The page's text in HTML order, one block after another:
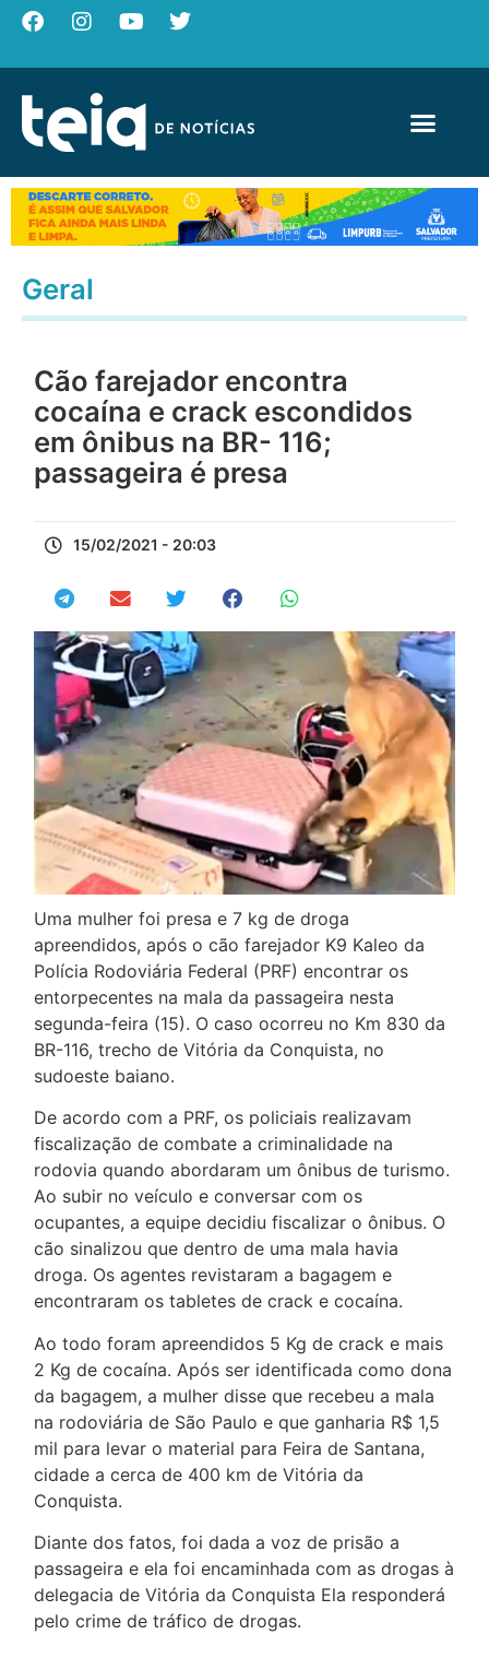
Geral
Cão farejador encontra
cocaína e crack escondidos
em ônibus na BR- 116;
passageira é presa
15/02/2021 - 20:03
Uma mulher foi presa e 7 kg de droga
apreendidos, após o cão farejador K9 Kaleo da
Polícia Rodoviária Federal (PRF) encontrar os
entorpecentes na mala da passageira nesta
segunda-feira (15). O caso ocorreu no Km 830 da
BR-116, trecho de Vitória da Conquista, no
sudoeste baiano.
De acordo com a PRF, os policiais realizavam
fiscalização de combate a criminalidade na
rodovia quando abordaram um ônibus de turismo.
Ao subir no veículo e conversar com os
ocupantes, a equipe decidiu fiscalizar o ônibus. O
cão sinalizou que dentro de uma mala havia
droga. Os agentes revistaram a bagagem e
encontraram os tabletes de crack e cocaína.
Ao todo foram apreendidos 5 Kg de crack e mais
2 Kg de cocaína. Após ser identificada como dona
da bagagem, a mulher disse que recebeu a mala
na rodoviária de São Paulo e que ganharia R$ 1,5
mil para levar o material para Feira de Santana,
cidade a cerca de 400 km de Vitória da
Conquista.
Diante dos fatos, foi dada a voz de prisão a
passageira e ela foi encaminhada com as drogas à
delegacia de Vitória da Conquista Ela responderá
pelo crime de tráfico de drogas.